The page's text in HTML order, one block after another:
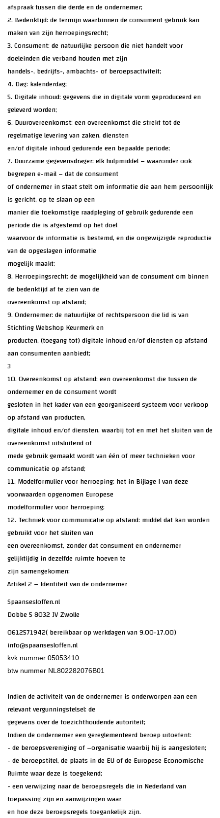
afspraak tussen die derde en de ondernemer;
2. Bedenktijd: de termijn waarbinnen de consument gebruik kan
maken van zijn herroepingsrecht;
3. Consument: de natuurlijke persoon die niet handelt voor
doeleinden die verband houden met zijn
handels-, bedrijfs-, ambachts- of beroepsactiviteit;
4. Dag: kalenderdag;
5. Digitale inhoud: gegevens die in digitale vorm geproduceerd en
geleverd worden;
6. Duurovereenkomst: een overeenkomst die strekt tot de
regelmatige levering van zaken, diensten
en/of digitale inhoud gedurende een bepaalde periode;
7. Duurzame gegevensdrager: elk hulpmiddel – waaronder ook
begrepen e-mail – dat de consument
of ondernemer in staat stelt om informatie die aan hem persoonlijk
is gericht, op te slaan op een
manier die toekomstige raadpleging of gebruik gedurende een
periode die is afgestemd op het doel
waarvoor de informatie is bestemd, en die ongewijzigde reproductie
van de opgeslagen informatie
mogelijk maakt;
8. Herroepingsrecht: de mogelijkheid van de consument om binnen
de bedenktijd af te zien van de
overeenkomst op afstand;
9. Ondernemer: de natuurlijke of rechtspersoon die lid is van
Stichting Webshop Keurmerk en
producten, (toegang tot) digitale inhoud en/of diensten op afstand
aan consumenten aanbiedt;
3
10. Overeenkomst op afstand: een overeenkomst die tussen de
ondernemer en de consument wordt
gesloten in het kader van een georganiseerd systeem voor verkoop
op afstand van producten,
digitale inhoud en/of diensten, waarbij tot en met het sluiten van de
overeenkomst uitsluitend of
mede gebruik gemaakt wordt van één of meer technieken voor
communicatie op afstand;
11. Modelformulier voor herroeping: het in Bijlage I van deze
voorwaarden opgenomen Europese
modelformulier voor herroeping;
12. Techniek voor communicatie op afstand: middel dat kan worden
gebruikt voor het sluiten van
een overeenkomst, zonder dat consument en ondernemer
gelijktijdig in dezelfde ruimte hoeven te
zijn samengekomen;
Artikel 2 – Identiteit van de ondernemer
Spaansesloffen.nl
Dobbe 5 8032 JV Zwolle
0612571942( bereikbaar op werkdagen van 9.00-17.00)
info@spaansesloffen.nl
kvk nummer 05053410
btw nummer NL802282076B01
Indien de activiteit van de ondernemer is onderworpen aan een
relevant vergunningstelsel: de
gegevens over de toezichthoudende autoriteit;
Indien de ondernemer een gereglementeerd beroep uitoefent:
- de beroepsvereniging of –organisatie waarbij hij is aangesloten;
- de beroepstitel, de plaats in de EU of de Europese Economische
Ruimte waar deze is toegekend;
- een verwijzing naar de beroepsregels die in Nederland van
toepassing zijn en aanwijzingen waar
en hoe deze beroepsregels toegankelijk zijn.